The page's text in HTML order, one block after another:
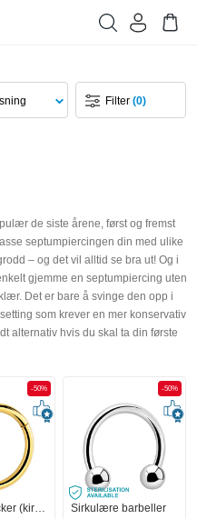
Filter(0)
de siste årene, først og fremst
septumpiercingen din med ulike
– og det vil alltid se bra ut! Og i
gjemme en septumpiercing uten
Det er bare å svinge den opp i
som krever en mer konservativ
alternativ hvis du skal ta din første
-50%
Piercing-clicker (kirurgisk stål, gull, skinnende finish)
-50%
Sirkulære barbeller